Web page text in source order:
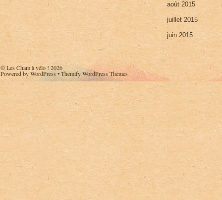
août 2015
juillet 2015
juin 2015
©Les Cham à vélo !2026
Powered byWordPress•Themify WordPress Themes